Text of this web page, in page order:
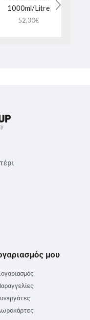
1000ml/Litre
52,30€
μου